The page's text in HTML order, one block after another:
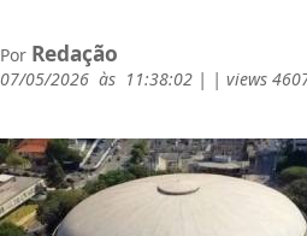
Por Redação
07/05/2026 às 11:38:02 | | views